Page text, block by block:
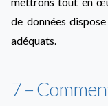
de données
adéquats.
7 –